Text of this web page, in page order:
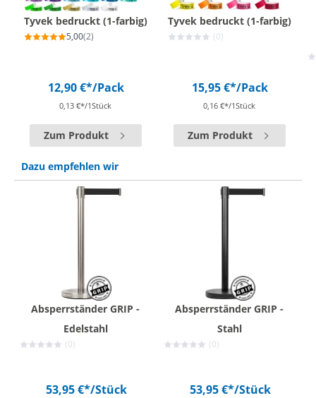
Tyvek bedruckt (1-farbig)
5,00(2)
12,90 €*/Pack
0,13 €*/1Stück
Zum Produkt
Tyvek bedruckt (1-farbig)
(0)
15,95 €*/Pack
0,16 €*/1Stück
Zum Produkt
Dazu empfehlen wir
Absperrständer GRIP -
Edelstahl
(0)
53,95 €*/Stück
Absperrständer GRIP -
Stahl
(0)
53,95 €*/Stück